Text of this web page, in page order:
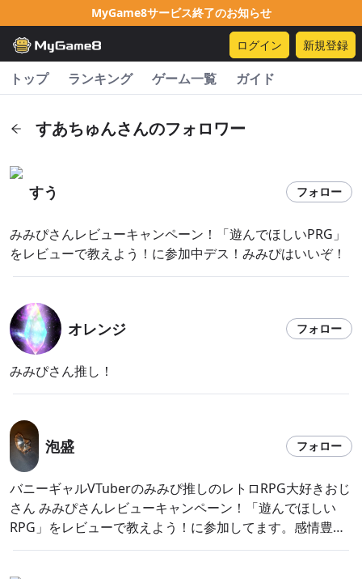
MyGame8サービス終了のお知らせ
ログイン 新規登録
トップ ランキング ゲーム一覧 ガイド
すあちゅんさんのフォロワー
すう フォロー
みみぴさんレビューキャンペーン！「遊んでほしいPRG」
をレビューで教えよう！に参加中デス！みみぴはいいぞ！
オレンジ フォロー
みみぴさん推し！
泡盛 フォロー
バニーギャルVTuberのみみぴ推しのレトロRPG大好きおじ
さん みみぴさんレビューキャンペーン！「遊んでほしい
RPG」をレビューで教えよう！に参加してます。感情豊か
にゲームプレイするみみぴを是非観て下さい！